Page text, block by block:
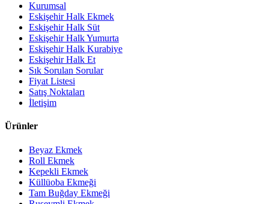
Kurumsal
Eskişehir Halk Ekmek
Eskişehir Halk Süt
Eskişehir Halk Yumurta
Eskişehir Halk Kurabiye
Eskişehir Halk Et
Sık Sorulan Sorular
Fiyat Listesi
Satış Noktaları
İletişim
Ürünler
Beyaz Ekmek
Roll Ekmek
Kepekli Ekmek
Küllüoba Ekmeği
Tam Buğday Ekmeği